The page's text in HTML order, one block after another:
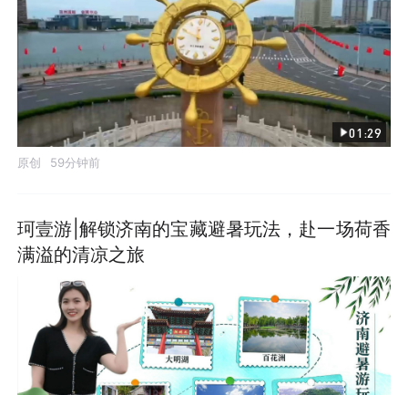
01:29
原创 59分钟前
珂壹游|解锁济南的宝藏避暑玩法，赴一场荷香
满溢的清凉之旅